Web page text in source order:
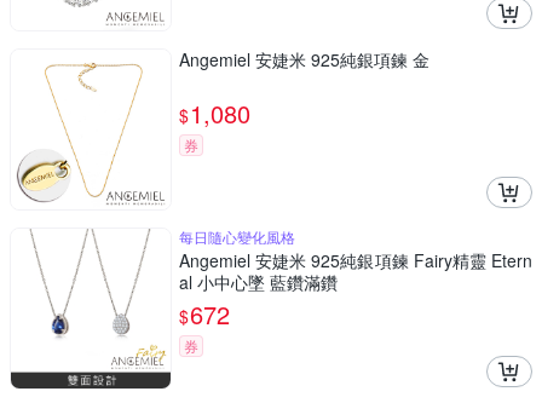
Angemiel 安婕米 925純銀項鍊 金
$1,080
券
每日隨心變化風格
Angemiel 安婕米 925純銀項鍊 Fairy精靈 Etern
al 小中心墜 藍鑽滿鑽
$672
券